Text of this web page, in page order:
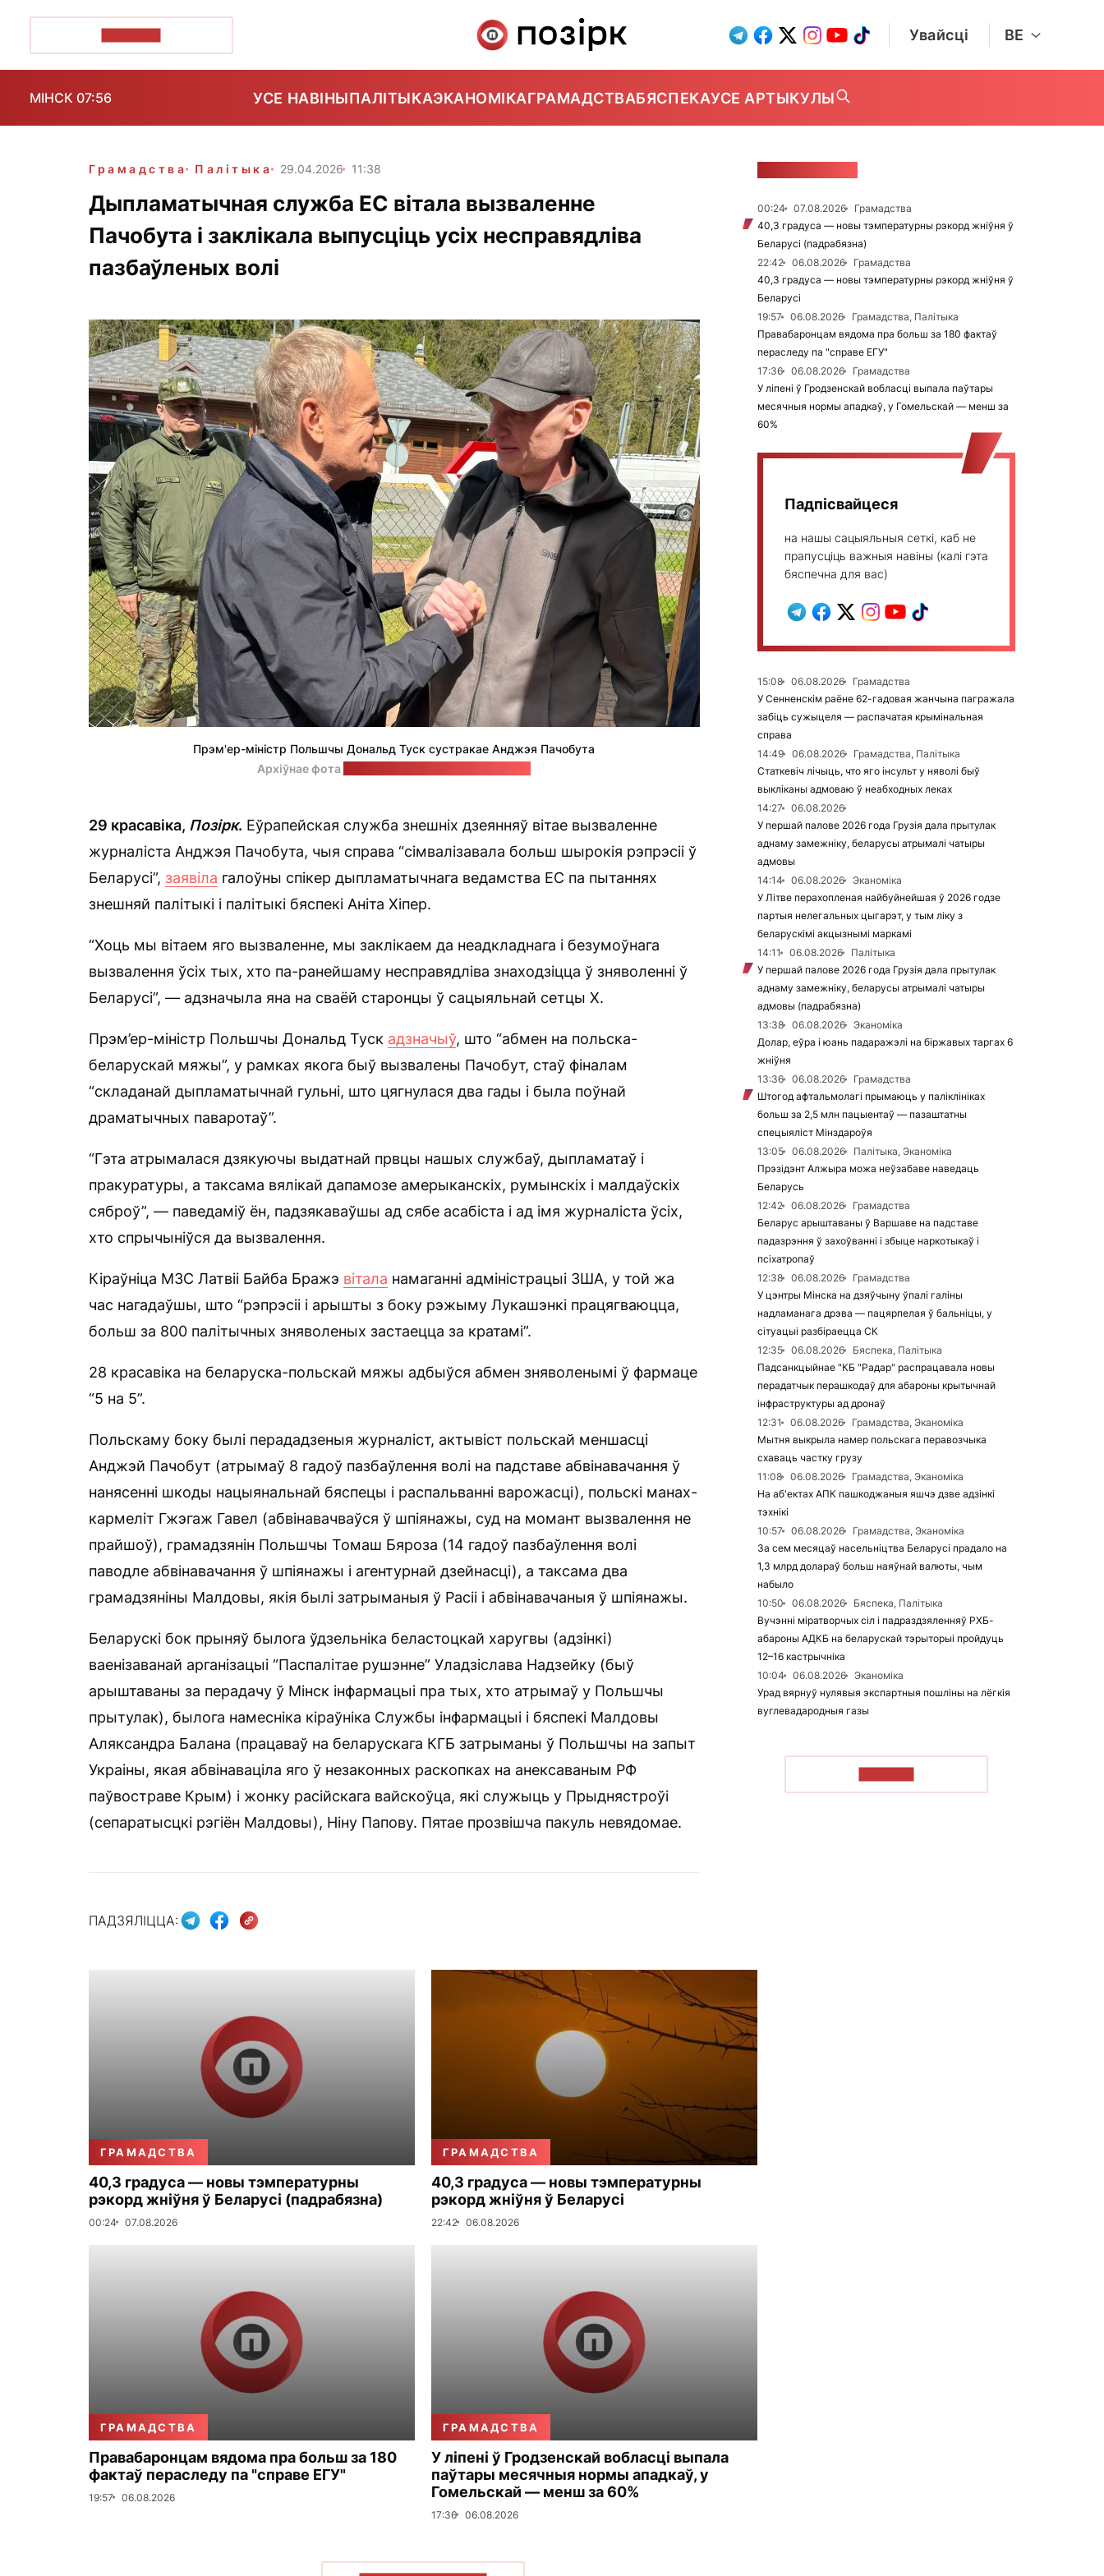
Увайсці BE
МІНСК 07:56 УСЕ НАВІНЫПАЛІТЫКАЭКАНОМІКАГРАМАДСТВАБЯСПЕКАУСЕ АРТЫКУЛЫ
Грамадства Палітыка 29.04.2026 11:38
Дыпламатычная служба ЕС вітала вызваленне
Пачобута і заклікала выпусціць усіх несправядліва
пазбаўленых волі
Прэм'ер-міністр Польшчы Дональд Туск сустракае Анджэя Пачобута
Архіўнае фота
29 красавіка, Позірк. Еўрапейская служба знешніх дзеянняў вітае вызваленне
журналіста Анджэя Пачобута, чыя справа “сімвалізавала больш шырокія рэпрэсіі ў
Беларусі”, заявіла галоўны спікер дыпламатычнага ведамства ЕС па пытаннях
знешняй палітыкі і палітыкі бяспекі Аніта Хіпер.
“Хоць мы вітаем яго вызваленне, мы заклікаем да неадкладнага і безумоўнага
вызвалення ўсіх тых, хто па-ранейшаму несправядліва знаходзіцца ў зняволенні ў
Беларусі”, — адзначыла яна на сваёй старонцы ў сацыяльнай сетцы Х.
Прэм’ер-міністр Польшчы Дональд Туск адзначыў, што “абмен на польска-
беларускай мяжы”, у рамках якога быў вызвалены Пачобут, стаў фіналам
“складанай дыпламатычнай гульні, што цягнулася два гады і была поўнай
драматычных паваротаў”.
“Гэта атрымалася дзякуючы выдатнай првцы нашых службаў, дыпламатаў і
пракуратуры, а таксама вялікай дапамозе амерыканскіх, румынскіх і малдаўскіх
сяброў”, — паведаміў ён, падзякаваўшы ад сябе асабіста і ад імя журналіста ўсіх,
хто спрычыніўся да вызвалення.
Кіраўніца МЗС Латвіі Байба Бражэ вітала намаганні адміністрацыі ЗША, у той жа
час нагадаўшы, што “рэпрэсіі і арышты з боку рэжыму Лукашэнкі працягваюцца,
больш за 800 палітычных зняволеных застаецца за кратамі”.
28 красавіка на беларуска-польскай мяжы адбыўся абмен зняволенымі ў фармаце
“5 на 5”.
Польскаму боку былі перададзеныя журналіст, актывіст польскай меншасці
Анджэй Пачобут (атрымаў 8 гадоў пазбаўлення волі на падставе абвінавачання ў
нанясенні шкоды нацыянальнай бяспецы і распальванні варожасці), польскі манах-
кармеліт Гжэгаж Гавел (абвінавачваўся ў шпіянажы, суд на момант вызвалення не
прайшоў), грамадзянін Польшчы Томаш Бяроза (14 гадоў пазбаўлення волі
паводле абвінавачання ў шпіянажы і агентурнай дзейнасці), а таксама два
грамадзяніны Малдовы, якія былі затрыманыя ў Расіі і абвінавачаныя ў шпіянажы.
Беларускі бок прыняў былога ўдзельніка беластоцкай харугвы (адзінкі)
ваенізаванай арганізацыі “Паспалітае рушэнне” Уладзіслава Надзейку (быў
арыштаваны за перадачу ў Мінск інфармацыі пра тых, хто атрымаў у Польшчы
прытулак), былога намесніка кіраўніка Службы інфармацыі і бяспекі Малдовы
Аляксандра Балана (працаваў на беларускага КГБ затрыманы ў Польшчы на запыт
Украіны, якая абвінаваціла яго ў незаконных раскопках на анексаваным РФ
паўвостраве Крым) і жонку расійскага вайскоўца, які служыць у Прыднястроўі
(сепаратысцкі рэгіён Малдовы), Ніну Папову. Пятае прозвішча пакуль невядомае.
ПАДЗЯЛІЦЦА:
ГРАМАДСТВА
40,3 градуса — новы тэмпературны
рэкорд жніўня ў Беларусі (падрабязна)
00:24 07.08.2026
ГРАМАДСТВА
40,3 градуса — новы тэмпературны
рэкорд жніўня ў Беларусі
22:42 06.08.2026
ГРАМАДСТВА
Правабаронцам вядома пра больш за 180
фактаў пераследу па "справе ЕГУ"
19:57 06.08.2026
ГРАМАДСТВА
У ліпені ў Гродзенскай вобласці выпала
паўтары месячныя нормы ападкаў, у
Гомельскай — менш за 60%
17:36 06.08.2026
00:24 07.08.2026
Грамадства
40,3 градуса — новы тэмпературны рэкорд жніўня ў
Беларусі (падрабязна)
22:42
06.08.2026
Грамадства
40,3 градуса — новы тэмпературны рэкорд жніўня ў
Беларусі
19:57
06.08.2026
Грамадства, Палітыка
Правабаронцам вядома пра больш за 180 фактаў
пераследу па "справе ЕГУ"
17:36
06.08.2026
Грамадства
У ліпені ў Гродзенскай вобласці выпала паўтары
месячныя нормы ападкаў, у Гомельскай — менш за
60%
Падпісвайцеся
на нашы сацыяльныя сеткі, каб не
прапусціць важныя навіны (калі гэта
бяспечна для вас)
15:08 06.08.2026
Грамадства
У Сенненскім раёне 62-гадовая жанчына пагражала
забіць сужыцеля — распачатая крымінальная
справа
14:49
06.08.2026
Грамадства, Палітыка
Статкевіч лічыць, что яго інсульт у няволі быў
выкліканы адмоваю ў неабходных леках
14:27
06.08.2026
У першай палове 2026 года Грузія дала прытулак
аднаму замежніку, беларусы атрымалі чатыры
адмовы
14:14
06.08.2026
Эканоміка
У Літве перахопленая найбуйнейшая ў 2026 годзе
партыя нелегальных цыгарэт, у тым ліку з
беларускімі акцызнымі маркамі
14:11
06.08.2026
Палітыка
У першай палове 2026 года Грузія дала прытулак
аднаму замежніку, беларусы атрымалі чатыры
адмовы (падрабязна)
13:38
06.08.2026
Эканоміка
Долар, еўра і юань падаражэлі на біржавых таргах 6
жніўня
13:36
06.08.2026
Грамадства
Штогод афтальмолагі прымаюць у паліклініках
больш за 2,5 млн пацыентаў — пазаштатны
спецыяліст Мінздароўя
13:05
06.08.2026
Палітыка, Эканоміка
Прэзідэнт Алжыра можа неўзабаве наведаць
Беларусь
12:42
06.08.2026
Грамадства
Беларус арыштаваны ў Варшаве на падставе
падазрэння ў захоўванні і збыце наркотыкаў і
псіхатропаў
12:38
06.08.2026
Грамадства
У цэнтры Мінска на дзяўчыну ўпалі галіны
надламанага дрэва — пацярпелая ў бальніцы, у
сітуацыі разбіраецца СК
12:35
06.08.2026
Бяспека, Палітыка
Падсанкцыйнае "КБ "Радар" распрацавала новы
перадатчык перашкодаў для абароны крытычнай
інфраструктуры ад дронаў
12:31
06.08.2026
Грамадства, Эканоміка
Мытня выкрыла намер польскага перавозчыка
схаваць частку грузу
11:08
06.08.2026
Грамадства, Эканоміка
На аб'ектах АПК пашкоджаныя яшчэ дзве адзінкі
тэхнікі
10:57
06.08.2026
Грамадства, Эканоміка
За сем месяцаў насельніцтва Беларусі прадало на
1,3 млрд долараў больш наяўнай валюты, чым
набыло
10:50
06.08.2026
Бяспека, Палітыка
Вучэнні міратворчых сіл і падраздзяленняў РХБ-
абароны АДКБ на беларускай тэрыторыі пройдуць
12–16 кастрычніка
10:04
06.08.2026
Эканоміка
Урад вярнуў нулявыя экспартныя пошліны на лёгкія
вуглевадародныя газы